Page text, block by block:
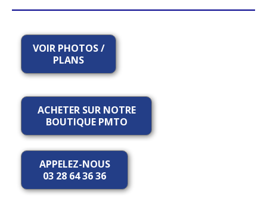
VOIR PHOTOS /
PLANS
ACHETER SUR NOTRE
BOUTIQUE PMTO
APPELEZ-NOUS
03 28 64 36 36